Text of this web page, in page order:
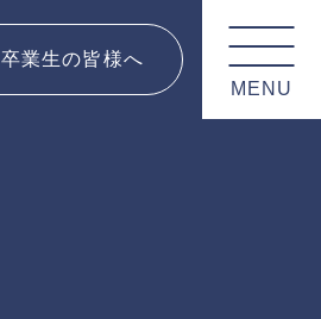
卒業生の皆様へ
MENU